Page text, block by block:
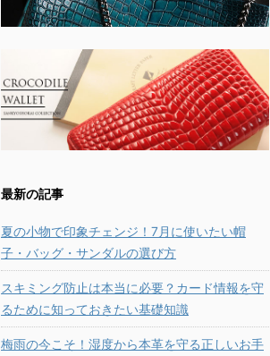
最新の記事
夏の小物で印象チェンジ！7月に使いたい帽
子・バッグ・サンダルの選び方
スキミング防止は本当に必要？カード情報を守
るために知っておきたい基礎知識
梅雨の今こそ！湿度から本革を守る正しいお手